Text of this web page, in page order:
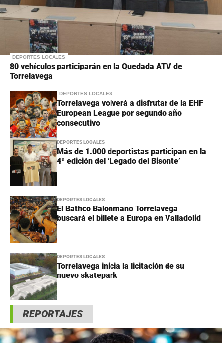
DEPORTES LOCALES
80 vehículos participarán en la Quedada ATV de
Torrelavega
DEPORTES LOCALES
Torrelavega volverá a disfrutar de la EHF
European League por segundo año
consecutivo
DEPORTES LOCALES
Más de 1.000 deportistas participan en la
4ª edición del ‘Legado del Bisonte’
DEPORTES LOCALES
El Bathco Balonmano Torrelavega
buscará el billete a Europa en Valladolid
DEPORTES LOCALES
Torrelavega inicia la licitación de su
nuevo skatepark
REPORTAJES